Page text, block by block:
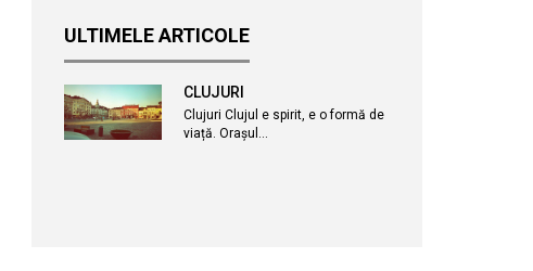
ULTIMELE ARTICOLE
CLUJURI
Clujuri Clujul e spirit, e o formă de
viață. Orașul…